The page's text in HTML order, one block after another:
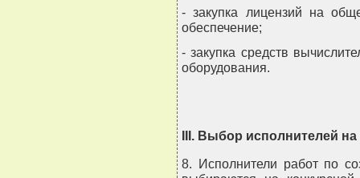
- закупка лицензий на
обеспечение;
- закупка средств
оборудования.
III. Выбор исполнителей
8. Исполнители работ по